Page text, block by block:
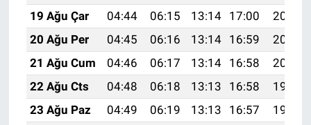
19 Ağu Çar
04:44 06:15 13:14 17:00
20:03
20 Ağu Per
04:45 06:16 13:14 16:59
20:02
21 Ağu Cum
04:46 06:17 13:14 16:58
20:00
22 Ağu Cts
04:48 06:18 13:13 16:58
19:59
23 Ağu Paz
04:49 06:19 13:13 16:57
19:58